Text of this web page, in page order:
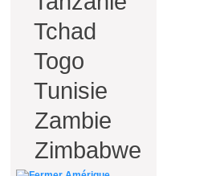
Tchad
Togo
Tunisie
Zambie
Zimbabwe